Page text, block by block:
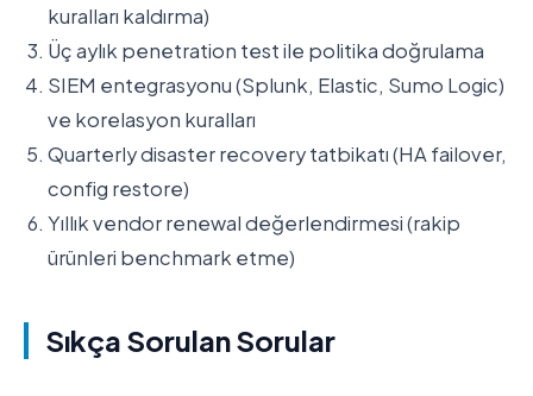
kuralları kaldırma)
Üç aylık penetration test ile politika doğrulama
SIEM entegrasyonu (Splunk, Elastic, Sumo Logic)
ve korelasyon kuralları
Quarterly disaster recovery tatbikatı (HA failover,
config restore)
Yıllık vendor renewal değerlendirmesi (rakip
ürünleri benchmark etme)
Sıkça Sorulan Sorular